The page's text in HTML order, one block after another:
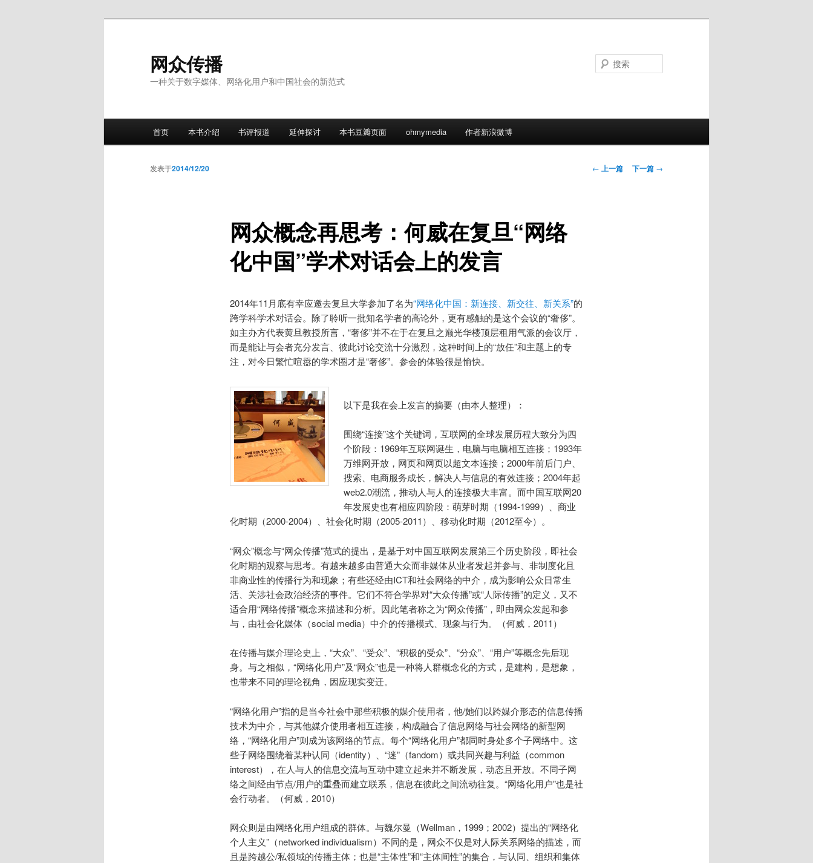
网众传播
一种关于数字媒体、网络化用户和中国社会的新范式
首页 本书介绍 书评报道 延伸探讨 本书豆瓣页面 ohmymedia 作者新浪微博
文
← 上一篇 下一篇 →
网众概念再思考：何威在复旦“网络
化中国”学术对话会上的发言
发表于2014/12/20
2014年11月底有幸应邀去复旦大学参加了名为“网络化中国：新连接、新交往、新关系”的
跨学科学术对话会。除了聆听一批知名学者的高论外，更有感触的是这个会议的“奢侈”。
如主办方代表黄旦教授所言，“奢侈”并不在于在复旦之巅光华楼顶层租用气派的会议厅，
而是能让与会者充分发言、彼此讨论交流十分激烈，这种时间上的“放任”和主题上的专
注，对今日繁忙喧嚣的学术圈才是“奢侈”。参会的体验很是愉快。
以下是我在会上发言的摘要（由本人整理）：
围绕“连接”这个关键词，互联网的全球发展历程大致分为四
个阶段：1969年互联网诞生，电脑与电脑相互连接；1993年
万维网开放，网页和网页以超文本连接；2000年前后门户、
搜索、电商服务成长，解决人与信息的有效连接；2004年起
web2.0潮流，推动人与人的连接极大丰富。而中国互联网20
年发展史也有相应四阶段：萌芽时期（1994-1999）、商业
化时期（2000-2004）、社会化时期（2005-2011）、移动化时期（2012至今）。
“网众”概念与“网众传播”范式的提出，是基于对中国互联网发展第三个历史阶段，即社会
化时期的观察与思考。有越来越多由普通大众而非媒体从业者发起并参与、非制度化且
非商业性的传播行为和现象；有些还经由ICT和社会网络的中介，成为影响公众日常生
活、关涉社会政治经济的事件。它们不符合学界对“大众传播”或“人际传播”的定义，又不
适合用“网络传播”概念来描述和分析。因此笔者称之为“网众传播”，即由网众发起和参
与，由社会化媒体（social media）中介的传播模式、现象与行为。（何威，2011）
在传播与媒介理论史上，“大众”、“受众”、“积极的受众”、“分众”、“用户”等概念先后现
身。与之相似，“网络化用户”及“网众”也是一种将人群概念化的方式，是建构，是想象，
也带来不同的理论视角，因应现实变迁。
“网络化用户”指的是当今社会中那些积极的媒介使用者，他/她们以跨媒介形态的信息传播
技术为中介，与其他媒介使用者相互连接，构成融合了信息网络与社会网络的新型网
络，“网络化用户”则成为该网络的节点。每个“网络化用户”都同时身处多个子网络中。这
些子网络围绕着某种认同（identity）、“迷”（fandom）或共同兴趣与利益（common
interest），在人与人的信息交流与互动中建立起来并不断发展，动态且开放。不同子网
络之间经由节点/用户的重叠而建立联系，信息在彼此之间流动往复。“网络化用户”也是社
会行动者。（何威，2010）
网众则是由网络化用户组成的群体。与魏尔曼（Wellman，1999；2002）提出的“网络化
个人主义”（networked individualism）不同的是，网众不仅是对人际关系网络的描述，而
且是跨越公/私领域的传播主体；也是“主体性”和“主体间性”的集合，与认同、组织和集体